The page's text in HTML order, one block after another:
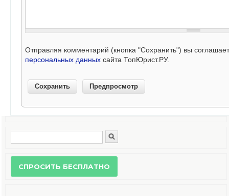
Отправляя комментарий (кнопка "Сохранить") вы
персональных данных сайта ТопЮрист.РУ.
Форма поиска